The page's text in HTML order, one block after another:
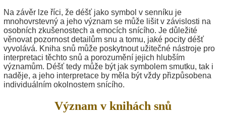
Na závěr lze říci, že déšť jako symbol v senníku je
mnohovrstevný a jeho význam se může lišit v závislosti na
osobních zkušenostech a emocích snícího. Je důležité
věnovat pozornost detailům snu a tomu, jaké pocity déšť
vyvolává. Kniha snů může poskytnout užitečné nástroje pro
interpretaci těchto snů a porozumění jejich hlubším
významům. Déšť tedy může být jak symbolem smutku, tak i
naděje, a jeho interpretace by měla být vždy přizpůsobena
individuálním okolnostem snícího.
Význam v knihách snů